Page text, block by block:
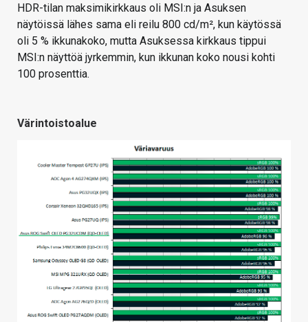
HDR-tilan maksimikirkkaus oli MSI:n ja Asuksen
näytöissä lähes sama eli reilu 800 cd/m², kun käytössä
oli 5 % ikkunakoko, mutta Asuksessa kirkkaus tippui
MSI:n näyttöä jyrkemmin, kun ikkunan koko nousi kohti
100 prosenttia.
Värintoistoalue